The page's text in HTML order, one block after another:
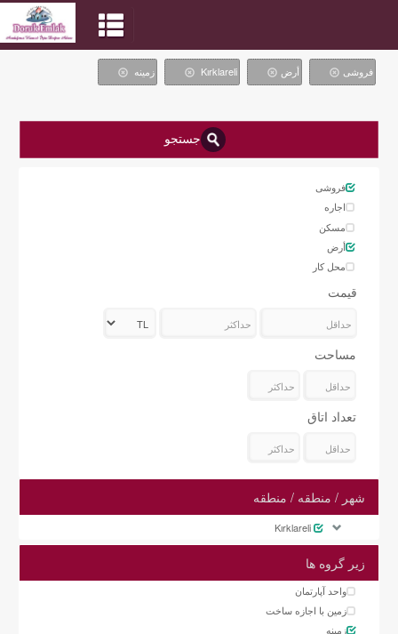
فروشی أرض Kırklareli زمینه
جستجو
فروشی
اجاره
مسکن
أرض
محل کار
قیمت
مساحت
تعداد اتاق
شهر / منطقه / منطقه
Kırklareli
زیر گروه ها
واحد آپارتمان
زمین با اجازه ساخت
زمینه